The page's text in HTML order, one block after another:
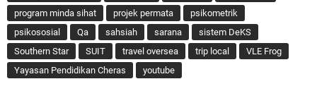
program minda sihat
projek permata
psikometrik
psikososial
Qa sahsiah sarana
sistem DeKS
Southern Star
SUIT travel oversea trip local
VLE Frog
Yayasan Pendidikan Cheras
youtube